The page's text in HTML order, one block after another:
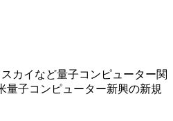
カイなど量子コンピューター関
量子コンピューター新興の新規